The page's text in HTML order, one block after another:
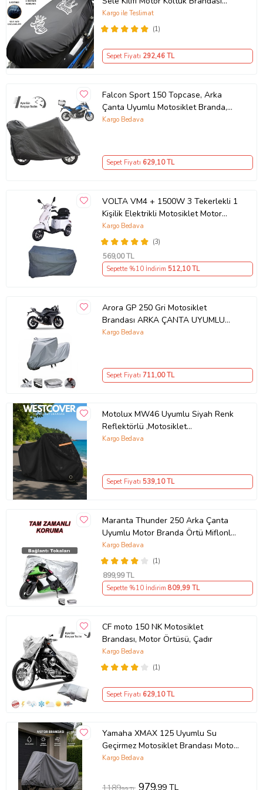
Ürün Kodu:kcm5284624
Siyah
(1)
Kargo ile Teslimat
Sepet Fiyatı 292,46 TL
Falcon Sport 150 Topcase, Arka
Çanta Uyumlu Motosiklet Branda,
Motor Örtüsü , Çadır
Kargo Bedava
Sepet Fiyatı 629,10 TL
VOLTA VM4 + 1500W 3 Tekerlekli 1
Kişilik Elektrikli Motosiklet Motor
Koruma Brandası Ultra Dayanıklı
(3)
Kargo Bedava
569,00 TL
Sepette %10 İndirim 512,10 TL
Arora GP 250 Gri Motosiklet
Brandası ARKA ÇANTA UYUMLU
DEĞİLDİR
Kargo Bedava
Sepet Fiyatı 711,00 TL
Motolux MW46 Uyumlu Siyah Renk
Reflektörlü ,Motosiklet
Brandası,Motor Branda Motor
Kargo Bedava
Sepet Fiyatı 539,10 TL
Maranta Thunder 250 Arka Çanta
Uyumlu Motor Branda Örtü Miflonlu
Premium 4 Mevsim Koruma Gri
(1)
Kargo Bedava
899,99 TL
Sepette %10 İndirim 809,99 TL
CF moto 150 NK Motosiklet
Brandası, Motor Örtüsü, Çadır
(1)
Kargo Bedava
Sepet Fiyatı 629,10 TL
Yamaha XMAX 125 Uyumlu Su
Geçirmez Motosiklet Brandası Motor
Branda
Kargo Bedava
,99 TL